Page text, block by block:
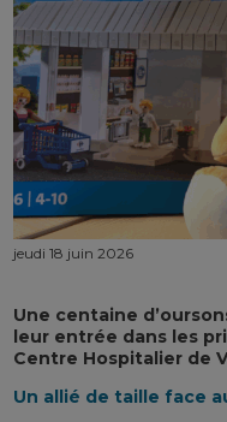
jeudi 18 juin 2026
Une centaine
leur entrée dans les
Centre Hospitalier de
Un allié de taille face